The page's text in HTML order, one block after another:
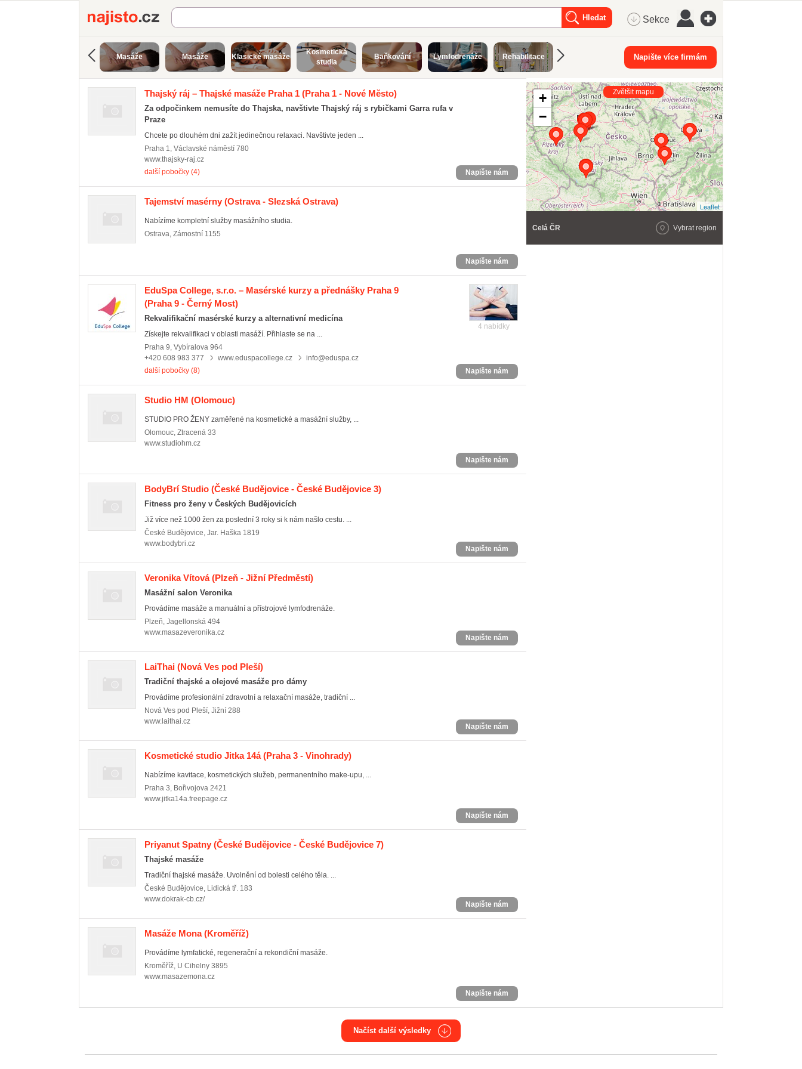
Najisto.cz Sekce
Masáže Masáže Klasické masáže
Kosmetická
studia
Baňkování Lymfodrenáže Rehabilitace
Čokoládové
masáže
Manikúra a
pedikúra
Napište více firmám
Thajský ráj – Thajské masáže Praha 1 (Praha 1 - Nové Město)
Za odpočinkem nemusíte do Thajska, navštivte Thajský ráj s rybičkami Garra rufa v
Praze
Chcete po dlouhém dni zažít jedinečnou relaxaci. Navštivte jeden ...
Praha 1, Václavské náměstí 780
www.thajsky-raj.cz
další pobočky (4)
Napište nám
Tajemství masérny (Ostrava - Slezská Ostrava)
Nabízíme kompletní služby masážního studia.
Ostrava, Zámostní 1155
Napište nám
EduSpa College, s.r.o. – Masérské kurzy a přednášky Praha 9
(Praha 9 - Černý Most)
Rekvalifikační masérské kurzy a alternativní medicína
Získejte rekvalifikaci v oblasti masáží. Přihlaste se na ...
Praha 9, Vybíralova 964
+420 608 983 377
www.eduspacollege.cz
info@eduspa.cz
další pobočky (8)
4 nabídky
Napište nám
Studio HM (Olomouc)
STUDIO PRO ŽENY zaměřené na kosmetické a masážní služby, ...
Olomouc, Ztracená 33
www.studiohm.cz
Napište nám
BodyBrí Studio (České Budějovice - České Budějovice 3)
Fitness pro ženy v Českých Budějovicích
Již více než 1000 žen za poslední 3 roky si k nám našlo cestu. ...
České Budějovice, Jar. Haška 1819
www.bodybri.cz
Napište nám
Veronika Vítová(Plzeň - Jižní Předměstí)
Masážní salon Veronika
Provádíme masáže a manuální a přístrojové lymfodrenáže.
Plzeň, Jagellonská 494
www.masazeveronika.cz
Napište nám
LaiThai (Nová Ves pod Pleší)
Tradiční thajské a olejové masáže pro dámy
Provádíme profesionální zdravotní a relaxační masáže, tradiční ...
Nová Ves pod Pleší, Jižní 288
www.laithai.cz
Napište nám
Kosmetické studio Jitka 14á(Praha 3 - Vinohrady)
Nabízíme kavitace, kosmetických služeb, permanentního make-upu, ...
Praha 3, Bořivojova 2421
www.jitka14a.freepage.cz
Napište nám
Priyanut Spatny (České Budějovice - České Budějovice 7)
Thajské masáže
Tradiční thajské masáže. Uvolnění od bolesti celého těla. ...
České Budějovice, Lidická tř. 183
www.dokrak-cb.cz/
Napište nám
Masáže Mona(Kroměříž)
Provádíme lymfatické, regenerační a rekondiční masáže.
Kroměříž, U Cihelny 3895
www.masazemona.cz
Napište nám
+
−
Leaflet
Zvětšit mapu
Celá ČR Vybrat region
Načíst další výsledky